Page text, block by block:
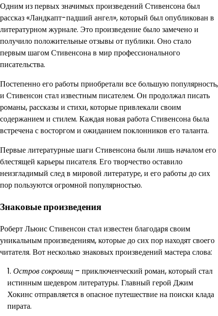
Одним из первых значимых произведений Стивенсона был
рассказ «Ландкапт-падший ангел», который был опубликован в
литературном журнале. Это произведение было замечено и
получило положительные отзывы от публики. Оно стало
первым шагом Стивенсона в мир профессионального
писательства.
Постепенно его работы приобретали все большую популярность,
и Стивенсон стал известным писателем. Он продолжал писать
романы, рассказы и стихи, которые привлекали своим
содержанием и стилем. Каждая новая работа Стивенсона была
встречена с восторгом и ожиданием поклонников его таланта.
Первые литературные шаги Стивенсона были лишь началом его
блестящей карьеры писателя. Его творчество оставило
неизгладимый след в мировой литературе, и его работы до сих
пор пользуются огромной популярностью.
Знаковые произведения
Роберт Льюис Стивенсон стал известен благодаря своим
уникальным произведениям, которые до сих пор находят своего
читателя. Вот несколько знаковых произведений мастера слова:
Остров сокровищ – приключенческий роман, который стал
истинным шедевром литературы. Главный герой Джим
Хокинс отправляется в опасное путешествие на поиски клада
пирата.